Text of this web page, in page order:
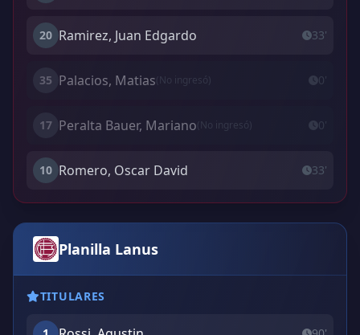
20 Ramirez, Juan Edgardo 33'
35 Palacios, Matias(No ingresó) 0'
17 Peralta Bauer, Mariano(No ingresó) 0'
10 Romero, Oscar David 33'
Planilla Lanus
TITULARES